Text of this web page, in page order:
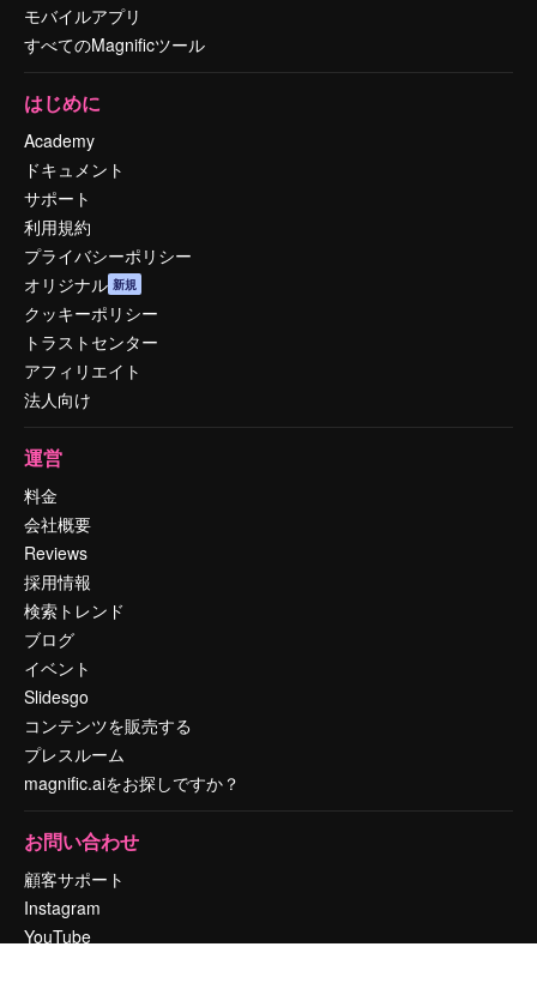
モバイルアプリ
すべてのMagnificツール
はじめに
Academy
ドキュメント
サポート
利用規約
プライバシーポリシー
オリジナル 新規
クッキーポリシー
トラストセンター
アフィリエイト
法人向け
運営
料金
会社概要
Reviews
採用情報
検索トレンド
ブログ
イベント
Slidesgo
コンテンツを販売する
プレスルーム
magnific.aiをお探しですか？
お問い合わせ
顧客サポート
Instagram
YouTube